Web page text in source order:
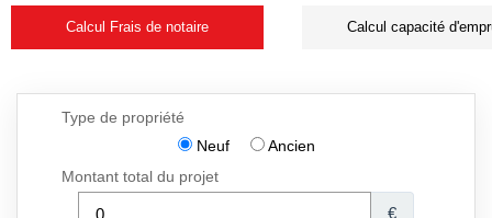
Calcul Frais de notaire Calcul capacité